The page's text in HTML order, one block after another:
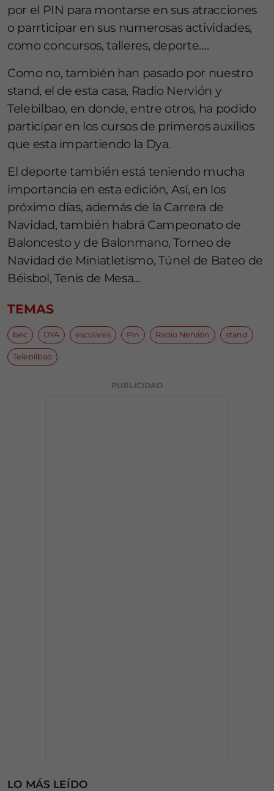
por el PIN para montarse en sus atracciones
o parrticipar en sus numerosas actividades,
como concursos, talleres, deporte….
Como no, también han pasado por nuestro
stand, el de esta casa, Radio Nervión y
Telebilbao, en donde, entre otros, ha podido
participar en los cursos de primeros auxilios
que esta impartiendo la Dya.
El deporte también está teniendo mucha
importancia en esta edición, Así, en los
próximo días, además de la Carrera de
Navidad, también habrá Campeonato de
Baloncesto y de Balonmano, Torneo de
Navidad de Miniatletismo, Túnel de Bateo de
Béisbol, Tenis de Mesa…
TEMAS
bec DYA escolares Pin Radio Nervión stand
Telebilbao
PUBLICIDAD
LO MÁS LEÍDO